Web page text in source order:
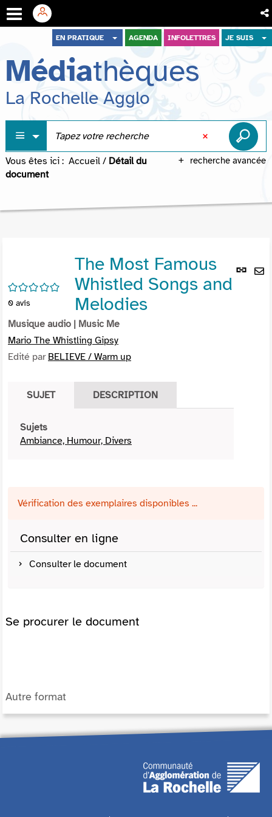
menu
contenu
recherche
EN PRATIQUE AGENDA INFOLETTRES JE SUIS
Médiathèques
La Rochelle Agglo
recherche avancée
Vous êtes ici : Accueil / Détail du
document
Lien
/5
0 avis
The Most Famous
Whistled Songs and
Melodies
Musique audio | Music Me
Mario The Whistling Gipsy
Edité par BELIEVE / Warm up
SUJET DESCRIPTION
Sujets
Ambiance, Humour, Divers
Vérification des exemplaires disponibles ...
Consulter en ligne
Consulter le document
Se procurer le document
Autre format